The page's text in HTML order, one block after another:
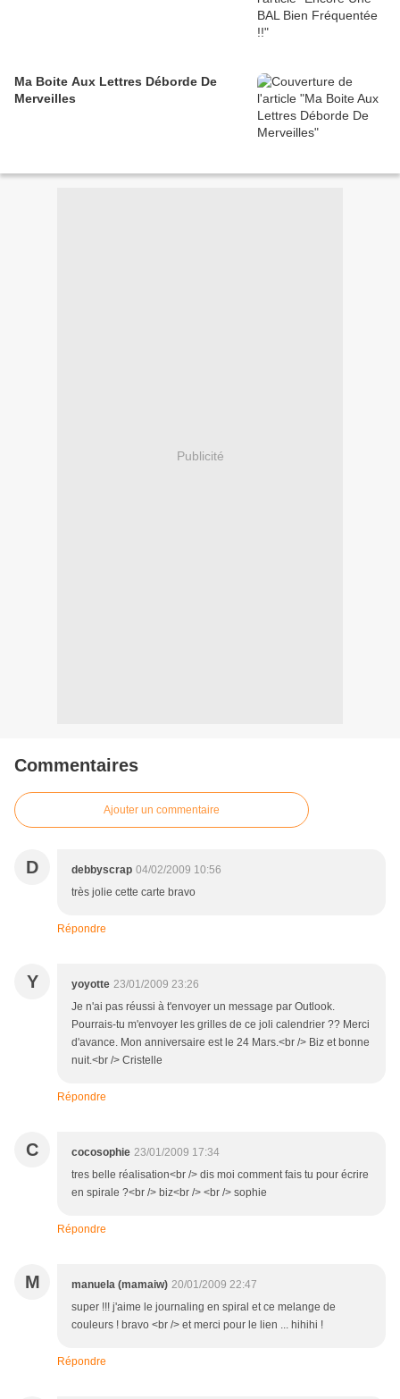
Ma Boite Aux Lettres Déborde De
Merveilles
Publicité
Commentaires
Ajouter un commentaire
D debbyscrap 04/02/2009 10:56
très jolie cette carte bravo
Répondre
Y yoyotte 23/01/2009 23:26
Je n'ai pas réussi à t'envoyer un message par Outlook.
Pourrais-tu m'envoyer les grilles de ce joli calendrier ?? Merci
d'avance. Mon anniversaire est le 24 Mars.<br /> Biz et bonne
nuit.<br /> Cristelle
Répondre
C cocosophie 23/01/2009 17:34
tres belle réalisation<br /> dis moi comment fais tu pour écrire
en spirale ?<br /> biz<br /> <br /> sophie
Répondre
M manuela (mamaiw) 20/01/2009 22:47
super !!! j'aime le journaling en spiral et ce melange de
couleurs ! bravo <br /> et merci pour le lien ... hihihi !
Répondre